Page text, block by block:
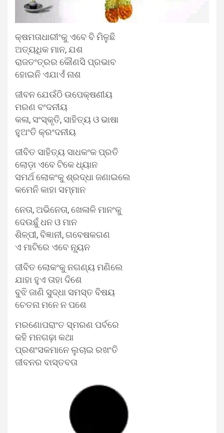
କ୍ଷମତାଧାରୀଂକୁ ଏବେ ବି ମିଳୁଛି
ଅତ୍ୟଧିକ ମାନ, ଯଶ
ରାଜତଂତ୍ରର କୌଣସି ପ୍ରଭାବ
ହୋଇନି ଏଯାଏଁ ନାଶ
ଜୀବନ ଯେଉଁଠି ଉପେକ୍ଷଣୀୟ
ମରଣ ବଂଦନୀୟ
କଳା, ସଂସ୍କୃତି, ସାହିତ୍ୟ ଓ ଭାଷା
ହୁଅଂତି କ୍ରଂଦନୀୟ
ଜୀବିତ ସାହିତ୍ୟ ସାଧକଂକ ପ୍ରତି
ଲୋଡ଼ା ଏବେ ଟିକେ ଧ୍ୟାନ
ସମର୍ଥ ଲୋକଂକୁ ଶ୍ରଦ୍ଧା ଜଣାଇଲେ
କମେନି କାହା ସମ୍ମାନ
ନେତା, ଅଭିନେତା, ଖେଳାଳି ମାନଂକୁ
ଦେଉଛୁଁ ଧନ ଓ ମାନ
ଶିଳ୍ପୀ, ବିଜ୍ଞାନୀ, ଗବେଷକଗଣ
ଏ ମାଟିରେ ଏବେ ନ୍ୟୂନ
ଜୀବିତ ଲୋକଂକୁ ନଗଣ୍ୟ ମଣିଲେ
ଯାହା ହୁଏ ତାହା ଦିଶେ
ବୁଝି ଜାଣି ସୁଦ୍ଧା ସମସ୍ତ ବିଷୟ
ଚେତନା ମନେ ନ ପଶେ
ମରଣୋପରାଂତ ସ୍ମରଣ ପର୍ବରେ
କହି ମନଗଢ଼ା କଥା
ପ୍ରଶଂସକମାନେ ଲୁଚାଇ ରଖଂତି
ଜୀବନର ବାସ୍ତବତା